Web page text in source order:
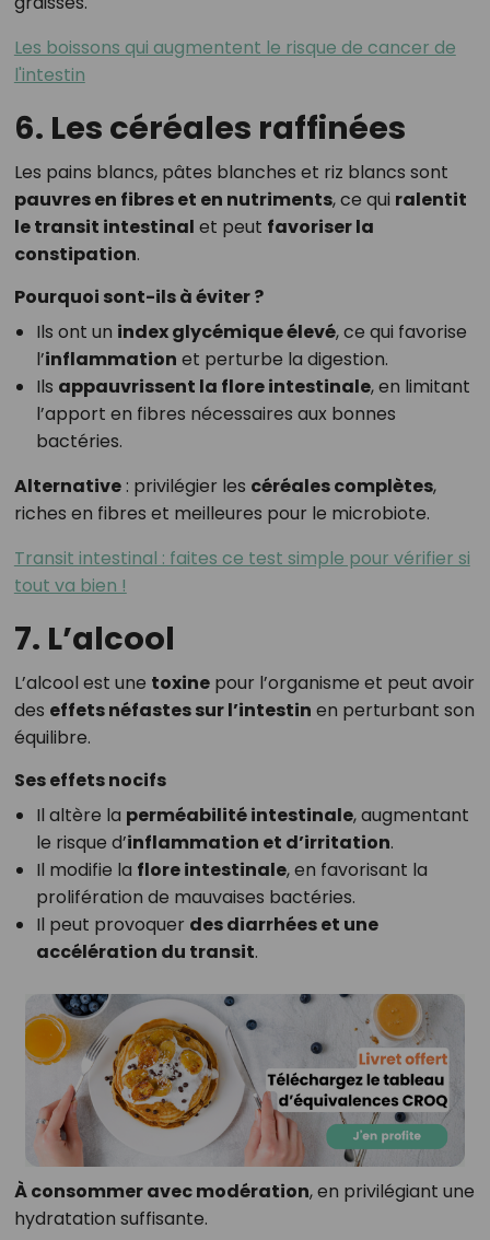
Les boissons qui augmentent le risque de cancer de
l'intestin
6. Les céréales raffinées
Les pains blancs, pâtes blanches et riz blancs sont
pauvres en fibres et en nutriments, ce qui ralentit
le transit intestinal et peut favoriser la
constipation.
Pourquoi sont-ils à éviter ?
Ils ont un index glycémique élevé, ce qui favorise
l’inflammation et perturbe la digestion.
Ils appauvrissent la flore intestinale, en limitant
l’apport en fibres nécessaires aux bonnes
bactéries.
Alternative: privilégier les céréales complètes,
riches en fibres et meilleures pour le microbiote.
Transit intestinal : faites ce test simple pour vérifier si
tout va bien !
7. L’alcool
L’alcool est une toxinepour l’organisme et peut avoir
des effets néfastes sur l’intestin en perturbant son
équilibre.
Ses effets nocifs
Il altère la perméabilité intestinale, augmentant
le risque d’inflammation et d’irritation.
Il modifie la flore intestinale, en favorisant la
prolifération de mauvaises bactéries.
Il peut provoquer des diarrhées et une
accélération du transit.
À consommer avec modération, en privilégiant une
hydratation suffisante.